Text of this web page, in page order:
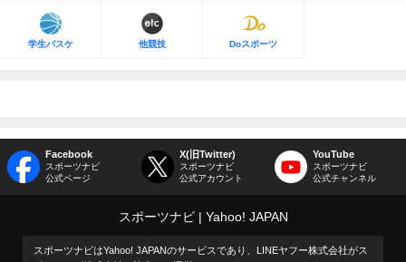
学生バスケ 他競技 Doスポーツ
Facebook
スポーツナビ
公式ページ
X(旧Twitter)
スポーツナビ
公式アカウント
YouTube
スポーツナビ
公式チャンネル
スポーツナビ Yahoo! JAPAN
スポーツナビはYahoo! JAPANのサービスであり、LINEヤフー株式会社がス